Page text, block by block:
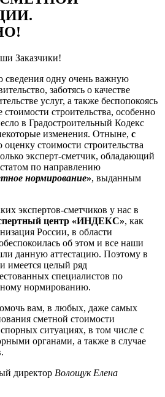
Заказчики!
сведения одну очень важную
заботясь о качестве
услуг, а также беспопокоясь
строительства, особенно
в Градостроительный Кодекс
изменения. Отныне, с
оценку стоимости строительства
эксперт-сметчик, обладающий
по направлению
нормирование», выданным
экспертов-сметчиков у нас в
центр «ИНДЕКС», как
России, в области
об этом и все наши
данную аттестацию. Поэтому в
имеется целый ряд
специалистов по
нормированию.
вам, в любых, даже самых
сметной стоимости
ситуациях, в том числе с
органами, а также в случае
директор Волощук Елена